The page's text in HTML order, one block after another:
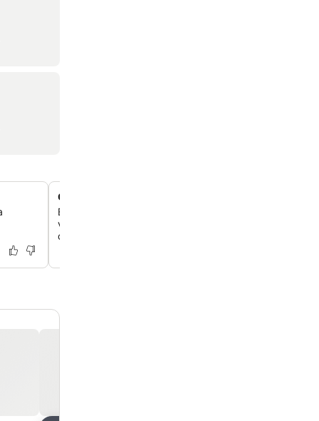
Configurações de quarto personalizadas
Experimente quartos com design exclusivo,
varanda ou terraço, proporcionando uma estadia
confortável.